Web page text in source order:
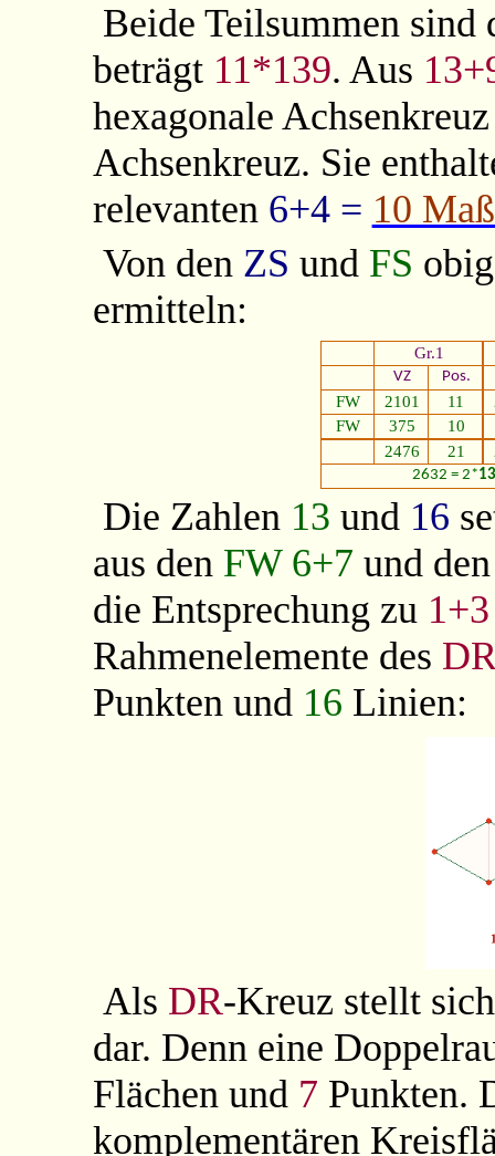
Beide Teilsummen
beträgt 11*139. Aus
hexagonale
Achsenkreuz. Sie
relevanten 6+4 = 10
Von den ZS und FS
ermitteln:
Gr.1
VZ Pos.
FW 2101 11
FW
375
10
2476
21
2632 = 2*
Die Zahlen 13 und 16
aus den FW 6+7 und
die Entsprechung zu 1+3
Rahmenelemente des
Punkten und 16 Linien:
Als DR-Kreuz stellt
dar. Denn eine
Flächen und 7 Punkten.
komplementären